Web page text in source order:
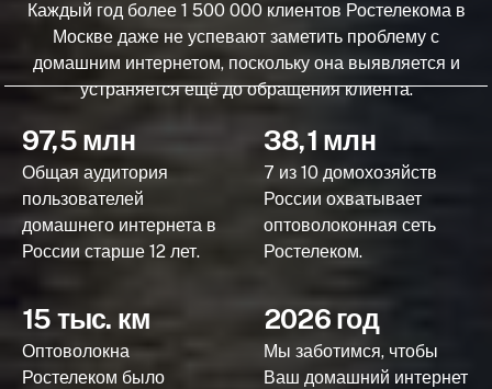
Каждый год более 1 500 000 клиентов Ростелекома в
Москве даже не успевают заметить проблему с
домашним интернетом, поскольку она выявляется и
устраняется ещё до обращения клиента.
97,5 млн
Общая аудитория
пользователей
домашнего интернета в
России старше 12 лет.
38,1 млн
7 из 10 домохозяйств
России охватывает
оптоволоконная сеть
Ростелеком.
15 тыс. км
Оптоволокна
Ростелеком было
2026 год
Мы заботимся, чтобы
Ваш домашний интернет